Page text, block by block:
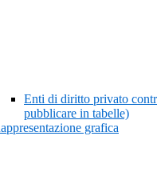
Enti di diritto privato
pubblicare in tabelle)
grafica